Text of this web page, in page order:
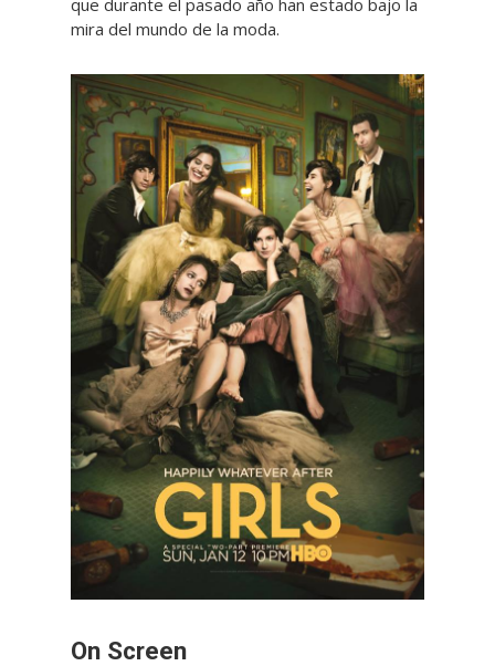
que durante el pasado año han estado bajo la
mira del mundo de la moda.
On Screen